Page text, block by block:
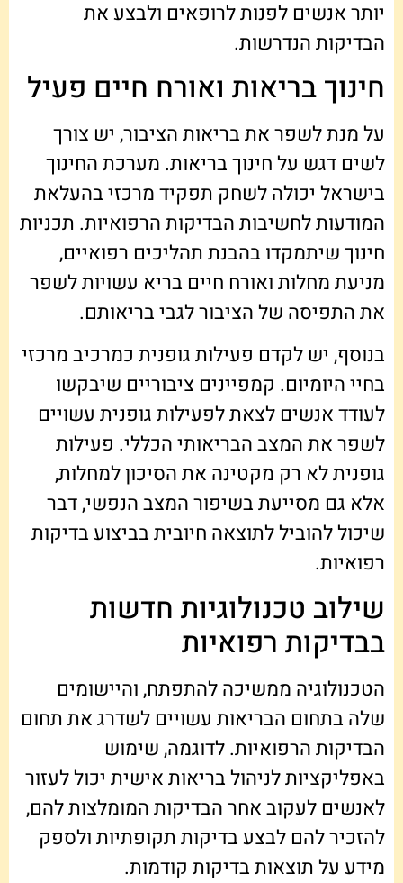
יותר אנשים לפנות לרופאים ולבצע את
הבדיקות הנדרשות.
חינוך בריאות ואורח חיים פעיל
על מנת לשפר את בריאות הציבור, יש צורך
לשים דגש על חינוך בריאות. מערכת החינוך
בישראל יכולה לשחק תפקיד מרכזי בהעלאת
המודעות לחשיבות הבדיקות הרפואיות. תכניות
חינוך שיתמקדו בהבנת תהליכים רפואיים,
מניעת מחלות ואורח חיים בריא עשויות לשפר
את התפיסה של הציבור לגבי בריאותם.
בנוסף, יש לקדם פעילות גופנית כמרכיב מרכזי
בחיי היומיום. קמפיינים ציבוריים שיבקשו
לעודד אנשים לצאת לפעילות גופנית עשויים
לשפר את המצב הבריאותי הכללי. פעילות
גופנית לא רק מקטינה את הסיכון למחלות,
אלא גם מסייעת בשיפור המצב הנפשי, דבר
שיכול להוביל לתוצאה חיובית בביצוע בדיקות
רפואיות.
שילוב טכנולוגיות חדשות
בבדיקות רפואיות
הטכנולוגיה ממשיכה להתפתח, והיישומים
שלה בתחום הבריאות עשויים לשדרג את תחום
הבדיקות הרפואיות. לדוגמה, שימוש
באפליקציות לניהול בריאות אישית יכול לעזור
לאנשים לעקוב אחר הבדיקות המומלצות להם,
להזכיר להם לבצע בדיקות תקופתיות ולספק
מידע על תוצאות בדיקות קודמות.